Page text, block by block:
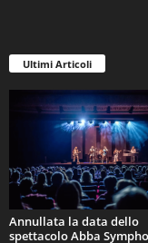
Ultimi Articoli
Annullata la data dello
spettacolo Abba